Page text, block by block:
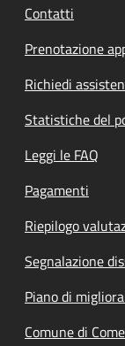
Contatti
Prenotazione
Richiedi
Statistiche del
Leggi le FAQ
Pagamenti
Riepilogo
Segnalazione
Piano di
Comune di